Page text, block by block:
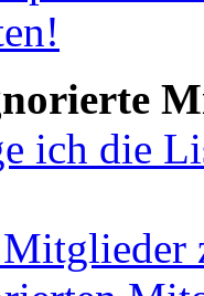
ich die